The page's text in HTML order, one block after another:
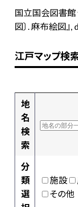
国立国会図書館
図〕. 麻布絵図』,
江戸マップ検
地
名
検
索
分
類
選
施設
その他